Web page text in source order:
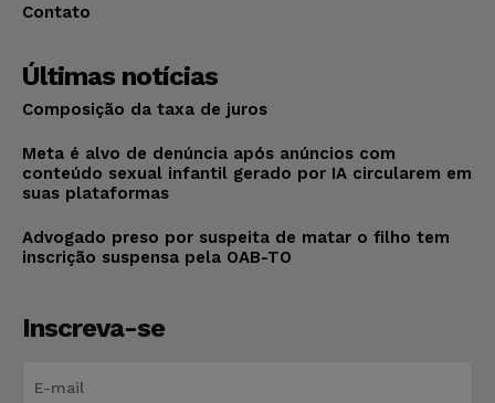
Contato
Últimas notícias
Composição da taxa de juros
Meta é alvo de denúncia após anúncios com
conteúdo sexual infantil gerado por IA circularem em
suas plataformas
Advogado preso por suspeita de matar o filho tem
inscrição suspensa pela OAB-TO
Inscreva-se